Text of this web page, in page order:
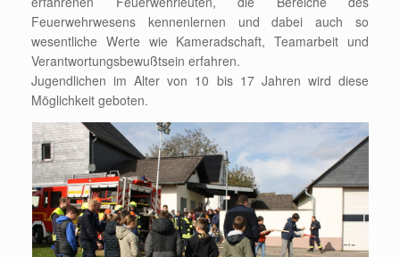
Feuerwehrwesens kennenlernen und dabei auch so
wesentliche Werte wie Kameradschaft, Teamarbeit und
Verantwortungsbewußtsein erfahren.
Jugendlichen im Alter von 10 bis 17 Jahren wird diese
Möglichkeit geboten.